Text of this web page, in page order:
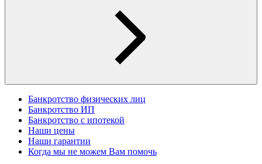
Банкротство физических лиц
Банкротство ИП
Банкротство с ипотекой
Наши цены
Наши гарантии
Когда мы не можем Вам помочь